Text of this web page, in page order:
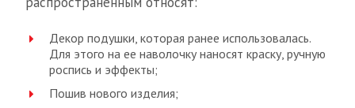
Декор подушки, которая ранее использовалась.
Для этого на ее наволочку наносят краску, ручную
роспись и эффекты;
Пошив нового изделия;